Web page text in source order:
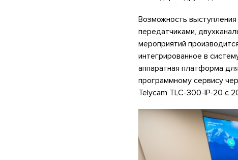
Возможность
передатчиками,
мероприятий
интегрированное в
аппаратная платформа
программному сервису
Telycam TLC-300-IP-20 с